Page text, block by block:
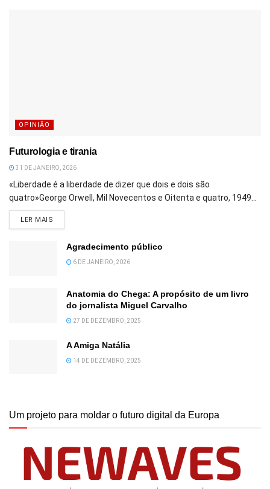
OPINIÃO
Futurologia e tirania
31 DE JANEIRO, 2026
«Liberdade é a liberdade de dizer que dois e dois são
quatro»George Orwell, Mil Novecentos e Oitenta e quatro, 1949...
LER MAIS
Agradecimento público
6 DE JANEIRO, 2026
Anatomia do Chega: A propósito de um livro
do jornalista Miguel Carvalho
27 DE DEZEMBRO, 2025
A Amiga Natália
14 DE DEZEMBRO, 2025
Um projeto para moldar o futuro digital da Europa